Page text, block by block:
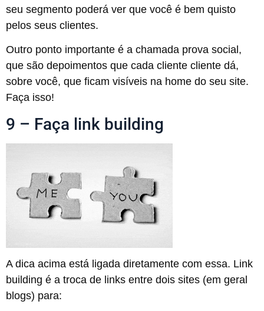
seu segmento poderá ver que você é bem quisto
pelos seus clientes.
Outro ponto importante é a chamada prova social,
que são depoimentos que cada cliente cliente dá,
sobre você, que ficam visíveis na home do seu site.
Faça isso!
9 – Faça link building
A dica acima está ligada diretamente com essa. Link
building é a troca de links entre dois sites (em geral
blogs) para: